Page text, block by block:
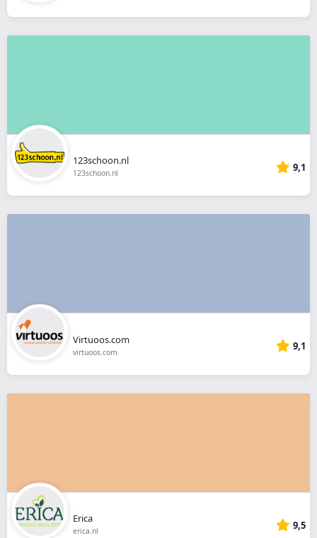
123schoon.nl
123schoon.nl 9,1
Virtuoos.com
virtuoos.com 9,1
Erica
erica.nl 9,5